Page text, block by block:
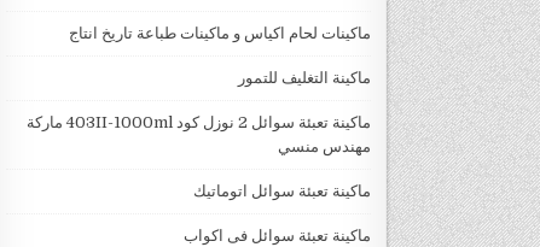
ماكينات لحام اكياس و ماكينات طباعة تاريخ انتاج
ماكينة التغليف للتمور
ماكينة تعبئة سوائل 2 نوزل كود 403II-1000ml ماركة
مهندس منسي
ماكينة تعبئة سوائل اتوماتيك
ماكينة تعبئة سوائل فى اكواب